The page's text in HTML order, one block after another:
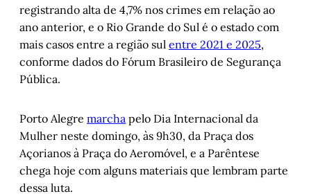
registrando alta de 4,7% nos crimes em relação ao
ano anterior, e o Rio Grande do Sul é o estado com
mais casos entre a região sul entre 2021 e 2025,
conforme dados do Fórum Brasileiro de Segurança
Pública.
Porto Alegre marcha pelo Dia Internacional da
Mulher neste domingo, às 9h30, da Praça dos
Açorianos à Praça do Aeromóvel, e a Parêntese
chega hoje com alguns materiais que lembram parte
dessa luta.